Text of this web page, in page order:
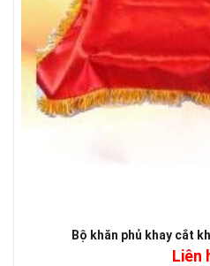
Bộ khăn phủ khay cắt
Liên